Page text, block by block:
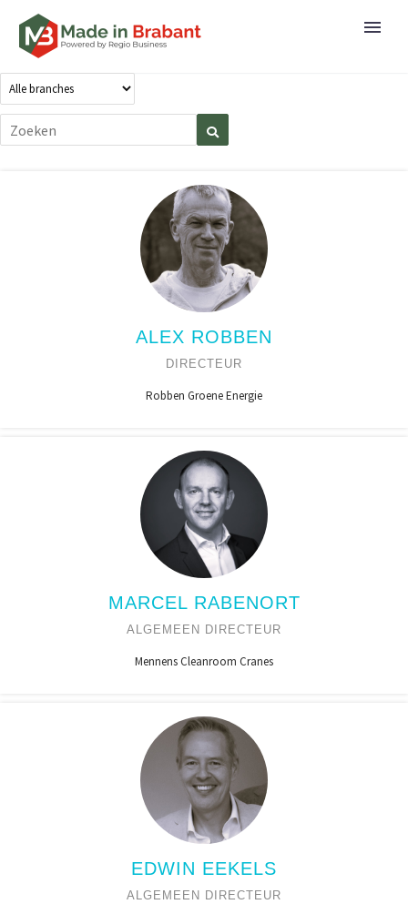
ALEX ROBBEN
DIRECTEUR
Robben Groene Energie
MARCEL RABENORT
ALGEMEEN DIRECTEUR
Mennens Cleanroom Cranes
EDWIN EEKELS
ALGEMEEN DIRECTEUR